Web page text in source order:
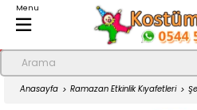
Menu
Anasayfa Ramazan Etkinlik Kıyafetleri